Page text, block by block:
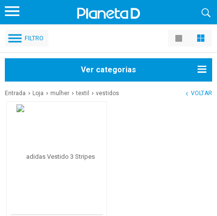
Ver categorias
FILTRO
Entrada Loja mulher textil vestidos VOLTAR